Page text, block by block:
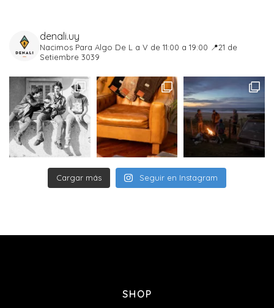
denali.uy
Nacimos Para Algo De L a V de 11:00 a 19:00 📍21 de
Setiembre 3039
Cargar más Seguir en Instagram
SHOP